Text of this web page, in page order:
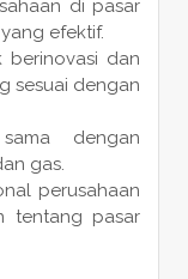
di pasar
efektif.
berinovasi dan
sesuai dengan
dengan
gas.
perusahaan
tentang pasar